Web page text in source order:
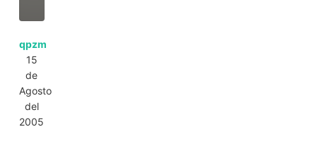
qpzm
15
de
Agosto
del
2005